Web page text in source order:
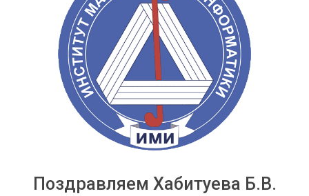
Поздравляем Хабитуева Б.В.